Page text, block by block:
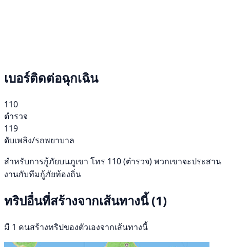
เบอร์ติดต่อฉุกเฉิน
110
ตำรวจ
119
ดับเพลิง/รถพยาบาล
สำหรับการกู้ภัยบนภูเขา โทร 110 (ตำรวจ) พวกเขาจะประสาน
งานกับทีมกู้ภัยท้องถิ่น
ทริปอื่นที่สร้างจากเส้นทางนี้(1)
มี 1 คนสร้างทริปของตัวเองจากเส้นทางนี้